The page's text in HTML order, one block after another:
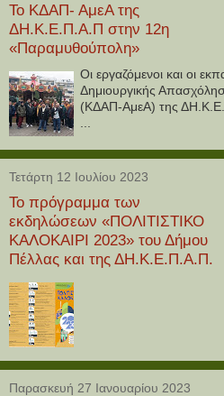
Το ΚΔΑΠ- ΑμεΑ της
ΔΗ.Κ.Ε.Π.Α.Π στην 12η
«Παραμυθούπολη»
Οι εργαζόμενοι και οι
Δημιουργικής
(ΚΔΑΠ-ΑμεΑ) της
Τετάρτη 12 Ιουλίου 2023
Το πρόγραμμα των
εκδηλώσεων «ΠΟΛΙΤΙΣΤΙΚΟ
ΚΑΛΟΚΑΙΡΙ 2023» του Δήμου
Πέλλας και της ΔΗ.Κ.Ε.Π.Α.Π.
Παρασκευή 27 Ιανουαρίου 2023